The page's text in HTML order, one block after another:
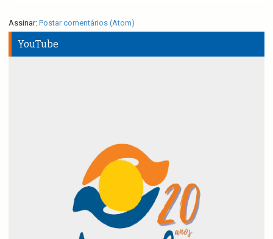
Assinar: Postar comentários (Atom)
YouTube